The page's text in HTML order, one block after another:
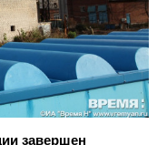
завершен